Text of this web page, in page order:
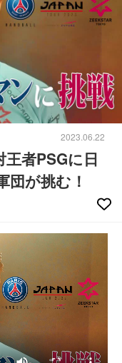
2023.06.22
王者PSGに日
が挑む！